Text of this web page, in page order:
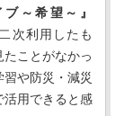
～希望～』
次利用したも
ことがなかっ
や防災・減災
活用できると感